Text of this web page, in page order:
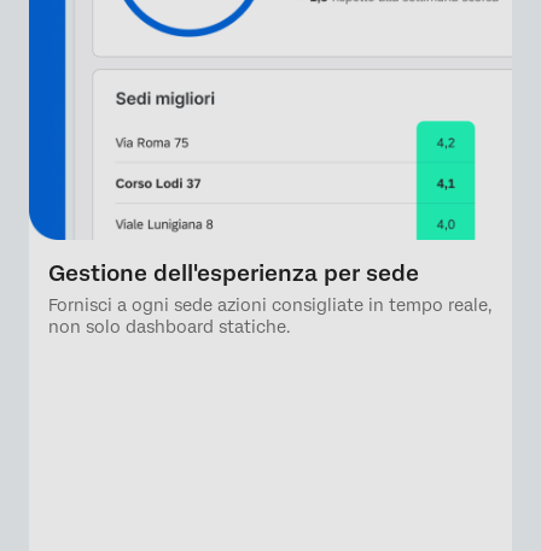
Gestione dell'esperienza per sede
Fornisci a ogni sede azioni consigliate in tempo reale,
non solo dashboard statiche.